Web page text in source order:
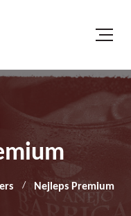
Nejleps Premium